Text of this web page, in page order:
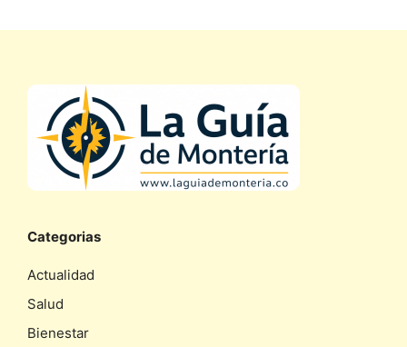
Categorias
Actualidad
Salud
Bienestar